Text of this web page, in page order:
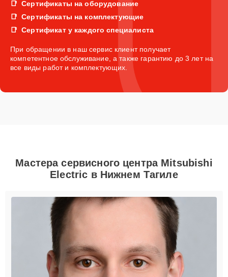
Сертификаты на оборудование
Сертификаты на комплектующие
Сертификат у каждого специалиста
При обращении в наш сервис клиент получает
компетентное обслуживание, а также гарантию до 3 лет на
все виды работ и комплектующих.
Мастера сервисного центра Mitsubishi
Electric в Нижнем Тагиле